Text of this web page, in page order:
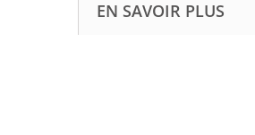
EN SAVOIR PLUS